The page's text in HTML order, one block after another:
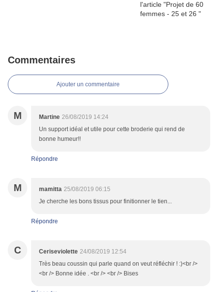
Commentaires
Ajouter un commentaire
M Martine 26/08/2019 14:24
Un support idéal et utile pour cette broderie qui rend de
bonne humeur!!
Répondre
M mamitta 25/08/2019 06:15
Je cherche les bons tissus pour finitionner le tien...
Répondre
C Ceriseviolette 24/08/2019 12:54
Très beau coussin qui parle quand on veut réfléchir ! :)<br />
<br /> Bonne idée . <br /> <br /> Bises